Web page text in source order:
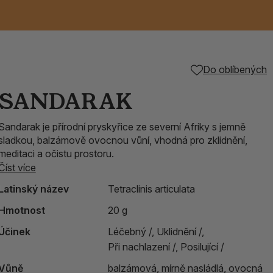
lucerny
Do oblíbených
je přírodní pryskyřice ze severní Afriky s jemně
balzámově ovocnou vůní, vhodná pro zklidnění,
a očistu prostoru.
více
název
Tetraclinis articulata
20 g
Léčebný /, Uklidnění /,
Při nachlazení /, Posilující /
balzámová, mírně nasládlá, ovocná